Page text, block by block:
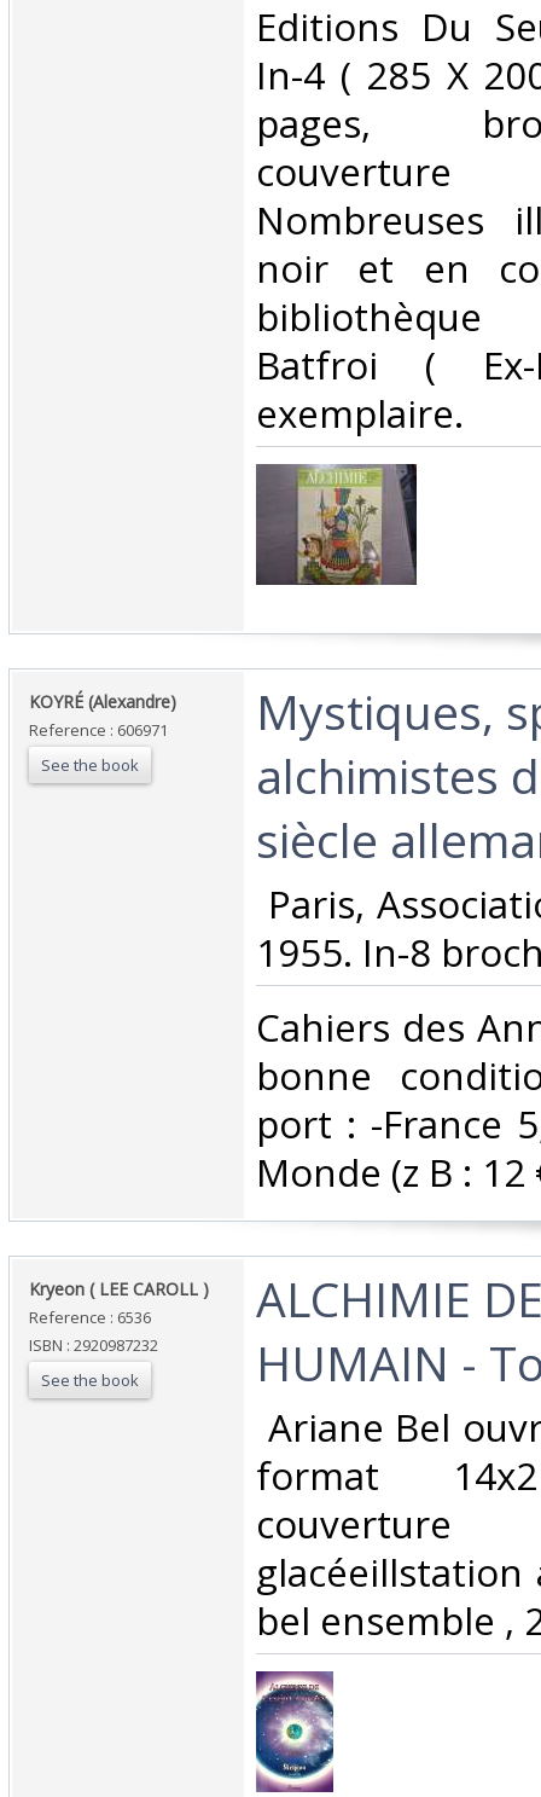
‎Editions Du
In-4 ( 285 X
pages,
Nombreuses
noir et en
Batfroi (
exemplaire.‎
‎KOYRÉ (Alexandre)‎
Reference : 606971
See the book
‎Mystiques,
alchimistes
siècle
Paris,
1955. In-8
‎Cahiers des
bonne
port : -France
Monde (z B : 12
‎Kryeon ( LEE CAROLL )‎
Reference : 6536
ISBN : 2920987232
See the book
‎ALCHIMIE
HUMAIN -
Ariane Bel
format
bel ensemble ,